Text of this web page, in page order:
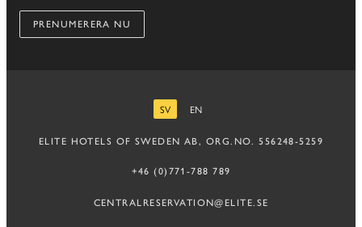
PRENUMERERA NU
SV
EN
ELITE HOTELS OF SWEDEN AB, ORG.NO. 556248-5259
+46 (0)771-788 789
CENTRALRESERVATION@ELITE.SE